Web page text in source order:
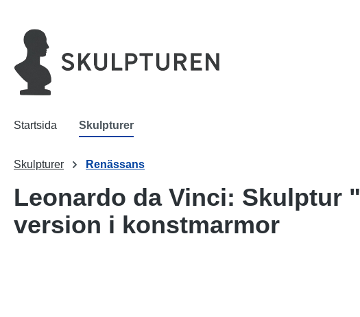
Startsida Skulpturer
Skulpturer Renässans
Leonardo da Vinci: Skulptur
version i konstmarmor